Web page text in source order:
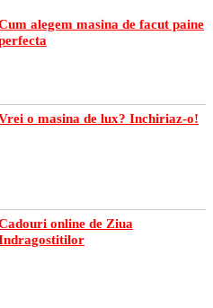
alegem masina de facut paine
o masina de lux? Inchiriaz-o!
online de Ziua